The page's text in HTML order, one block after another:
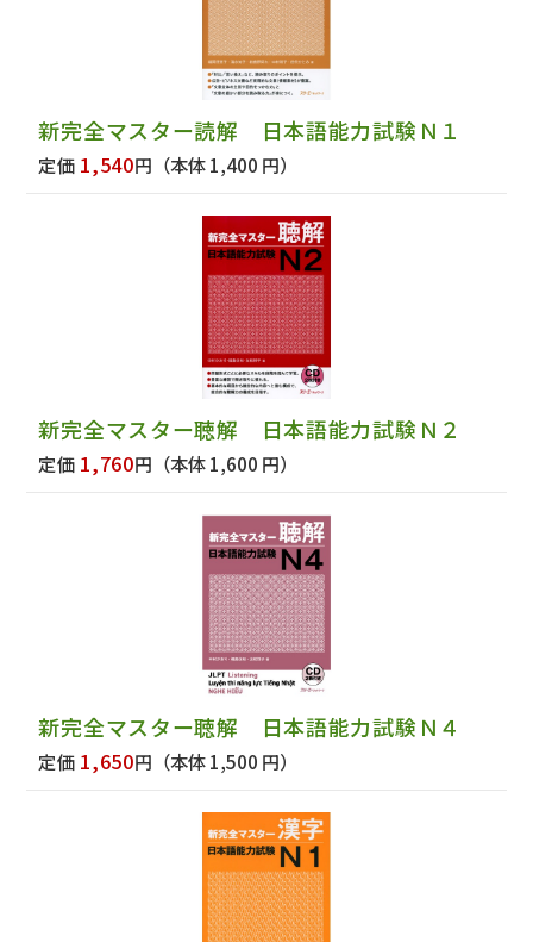
新完全マスター読解 日本語能力試験Ｎ１
定価 1,540円 （本体 1,400 円）
新完全マスター聴解 日本語能力試験Ｎ２
定価 1,760円 （本体 1,600 円）
新完全マスター聴解 日本語能力試験Ｎ４
定価 1,650円 （本体 1,500 円）